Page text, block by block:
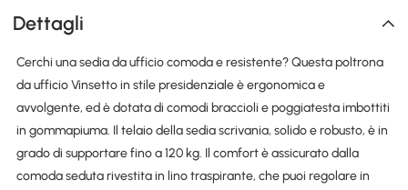
Dettagli
Cerchi una sedia da ufficio comoda e resistente? Questa poltrona
da ufficio Vinsetto in stile presidenziale è ergonomica e
avvolgente, ed è dotata di comodi braccioli e poggiatesta imbottiti
in gommapiuma. Il telaio della sedia scrivania, solido e robusto, è in
grado di supportare fino a 120 kg. Il comfort è assicurato dalla
comoda seduta rivestita in lino traspirante, che puoi regolare in